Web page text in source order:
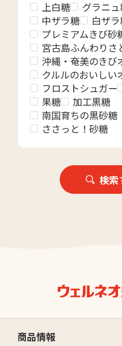
上白糖 グラニ
中ザラ糖
白ザ
プレミアムきび砂
宮古島ふんわりさ
沖縄・奄美のきび
クルルのおいしい
フロストシュガー
果糖
加工黒糖
南国育ちの黒砂糖
ささっと！砂糖
検索
商品情報